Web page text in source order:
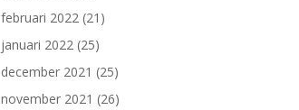
februari 2022 (21)
januari 2022 (25)
december 2021 (25)
november 2021 (26)